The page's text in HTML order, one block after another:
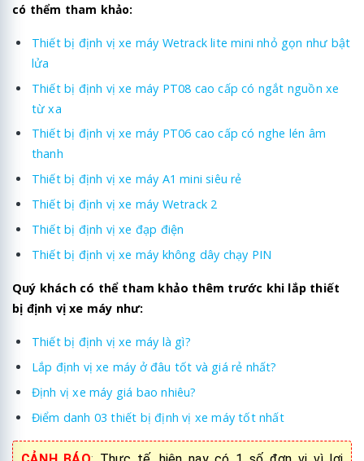
có thểm tham khảo:
Thiết bị định vị xe máy Wetrack lite mini nhỏ gọn như bật
lửa
Thiết bị định vị xe máy PT08 cao cấp có ngắt nguồn xe
từ xa
Thiết bị định vị xe máy PT06 cao cấp có nghe lén âm
thanh
Thiết bị định vị xe máy A1 mini siêu rẻ
Thiết bị định vị xe máy Wetrack 2
Thiết bị định vị xe đạp điện
Thiết bị định vị xe máy không dây chạy PIN
Quý khách có thể tham khảo thêm trước khi lắp thiết
bị định vị xe máy như:
Thiết bị định vị xe máy là gì?
Lắp định vị xe máy ở đâu tốt và giá rẻ nhất?
Định vị xe máy giá bao nhiêu?
Điểm danh 03 thiết bị định vị xe máy tốt nhất